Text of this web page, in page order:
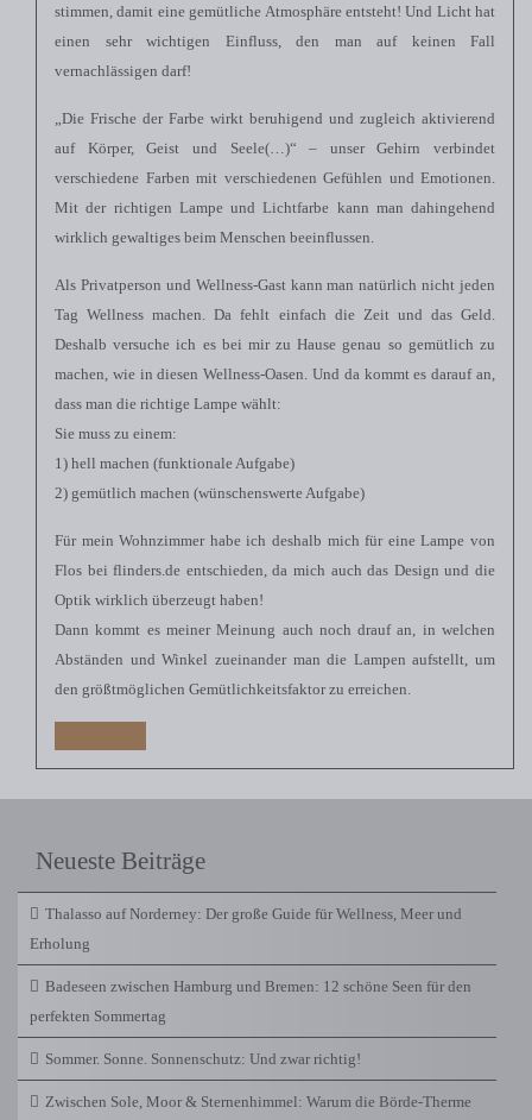
stimmen, damit eine gemütliche Atmosphäre entsteht! Und Licht hat
einen sehr wichtigen Einfluss, den man auf keinen Fall
vernachlässigen darf!
„Die Frische der Farbe wirkt beruhigend und zugleich aktivierend
auf Körper, Geist und Seele(…)“ – unser Gehirn verbindet
verschiedene Farben mit verschiedenen Gefühlen und Emotionen.
Mit der richtigen Lampe und Lichtfarbe kann man dahingehend
wirklich gewaltiges beim Menschen beeinflussen.
Als Privatperson und Wellness-Gast kann man natürlich nicht jeden
Tag Wellness machen. Da fehlt einfach die Zeit und das Geld.
Deshalb versuche ich es bei mir zu Hause genau so gemütlich zu
machen, wie in diesen Wellness-Oasen. Und da kommt es darauf an,
dass man die richtige Lampe wählt:
Sie muss zu einem:
1) hell machen (funktionale Aufgabe)
2) gemütlich machen (wünschenswerte Aufgabe)
Für mein Wohnzimmer habe ich deshalb mich für eine Lampe von
Flos bei flinders.de entschieden, da mich auch das Design und die
Optik wirklich überzeugt haben!
Dann kommt es meiner Meinung auch noch drauf an, in welchen
Abständen und Winkel zueinander man die Lampen aufstellt, um
den größtmöglichen Gemütlichkeitsfaktor zu erreichen.
Neueste Beiträge
Thalasso auf Norderney: Der große Guide für Wellness, Meer und
Erholung
Badeseen zwischen Hamburg und Bremen: 12 schöne Seen für den
perfekten Sommertag
Sommer. Sonne. Sonnenschutz: Und zwar richtig!
Zwischen Sole, Moor & Sternenhimmel: Warum die Börde-Therme